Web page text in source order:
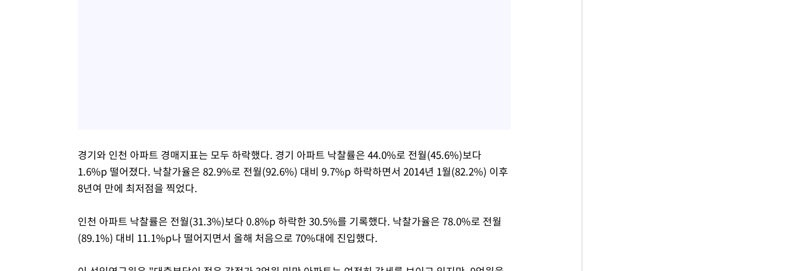
경기와 인천 아파트 경매지표는 모두 하락했다. 경기 아파트 낙찰률은 44.0%로 전월(45.6%)보다
1.6%p 떨어졌다. 낙찰가율은 82.9%로 전월(92.6%) 대비 9.7%p 하락하면서 2014년 1월(82.2%) 이후
8년여 만에 최저점을 찍었다.
인천 아파트 낙찰률은 전월(31.3%)보다 0.8%p 하락한 30.5%를 기록했다. 낙찰가율은 78.0%로 전월
(89.1%) 대비 11.1%p나 떨어지면서 올해 처음으로 70%대에 진입했다.